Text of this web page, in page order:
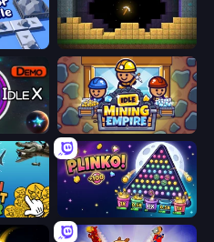
Pickaxe Crusher Idle
Idle Mining Empire
Italian Brainrot Clicker Game PLINKO!